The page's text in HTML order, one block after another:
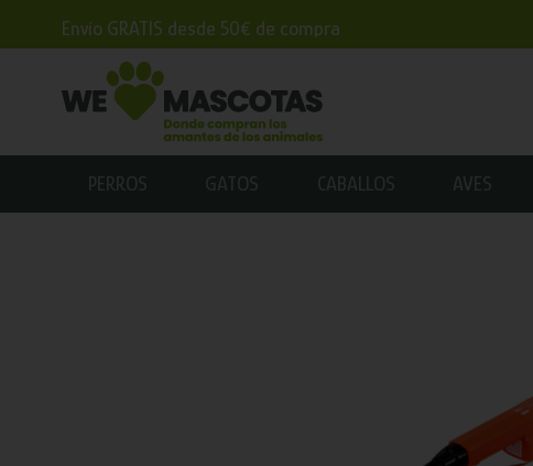
Envío GRATIS desde 50€ de compra
PERROS GATOS CABALLOS AVES